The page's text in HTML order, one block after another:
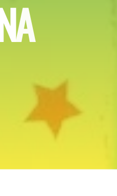
A